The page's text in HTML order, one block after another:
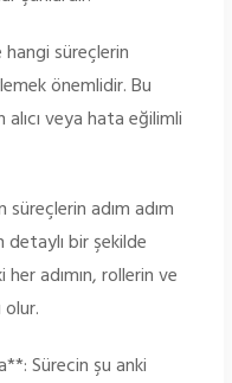
süreçlerin
önemlidir. Bu
veya hata eğilimli
adım adım
bir şekilde
adımın, rollerin ve
olur.
Sürecin şu anki